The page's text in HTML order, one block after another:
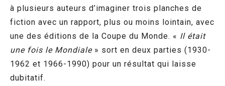
à plusieurs auteurs d’imaginer trois planches de
fiction avec un rapport, plus ou moins lointain, avec
une des éditions de la Coupe du Monde. « Il était
une fois le Mondiale» sort en deux parties (1930-
1962 et 1966-1990) pour un résultat qui laisse
dubitatif.